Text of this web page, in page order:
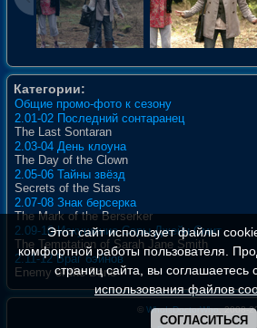
Категории:
Общие промо-фото к сезону
2.01-02 Последний сонтаранец
The Last Sontaran
2.03-04 День клоуна
The Day of the Clown
2.05-06 Тайны звёзд
Secrets of the Stars
2.07-08 Знак берсерка
The Mark of the Berserker
2.09-10 Искушение Сары Джейн Смит
The Temptation of Sarah Jane Smith
2.11-12 Враг бэйнов
Enemy of the Bane
© WhoIsDoctorWho, 2008-
Этот сайт использует файлы
комфортной работы пользователя.
страниц сайта, вы соглашаетесь
использования файлов
СОГЛАСИТЬСЯ